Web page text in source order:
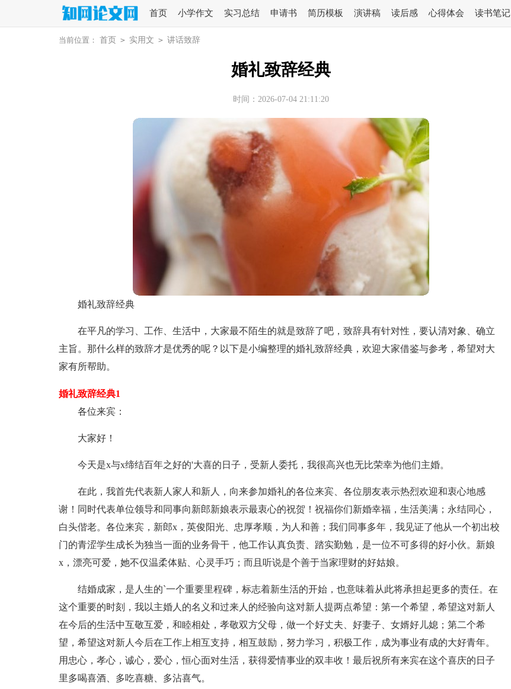
首页 小学作文 实习总结 申请书 简历模板 演讲稿 读后感 心得体会 读书笔记
当前位置： 首页 > 实用文 > 讲话致辞
婚礼致辞经典
时间：2026-07-04 21:11:20
婚礼致辞经典
在平凡的学习、工作、生活中，大家最不陌生的就是致辞了吧，致辞具有针对性，要认清对象、确立
主旨。那什么样的致辞才是优秀的呢？以下是小编整理的婚礼致辞经典，欢迎大家借鉴与参考，希望对大
家有所帮助。
婚礼致辞经典1
各位来宾：
大家好！
今天是x与x缔结百年之好的'大喜的日子，受新人委托，我很高兴也无比荣幸为他们主婚。
在此，我首先代表新人家人和新人，向来参加婚礼的各位来宾、各位朋友表示热烈欢迎和衷心地感
谢！同时代表单位领导和同事向新郎新娘表示最衷心的祝贺！祝福你们新婚幸福，生活美满；永结同心，
白头偕老。各位来宾，新郎x，英俊阳光、忠厚孝顺，为人和善；我们同事多年，我见证了他从一个初出校
门的青涩学生成长为独当一面的业务骨干，他工作认真负责、踏实勤勉，是一位不可多得的好小伙。新娘
x，漂亮可爱，她不仅温柔体贴、心灵手巧；而且听说是个善于当家理财的好姑娘。
结婚成家，是人生的`一个重要里程碑，标志着新生活的开始，也意味着从此将承担起更多的责任。在
这个重要的时刻，我以主婚人的名义和过来人的经验向这对新人提两点希望：第一个希望，希望这对新人
在今后的生活中互敬互爱，和睦相处，孝敬双方父母，做一个好丈夫、好妻子、女婿好儿媳；第二个希
望，希望这对新人今后在工作上相互支持，相互鼓励，努力学习，积极工作，成为事业有成的大好青年。
用忠心，孝心，诚心，爱心，恒心面对生活，获得爱情事业的双丰收！最后祝所有来宾在这个喜庆的日子
里多喝喜酒、多吃喜糖、多沾喜气。